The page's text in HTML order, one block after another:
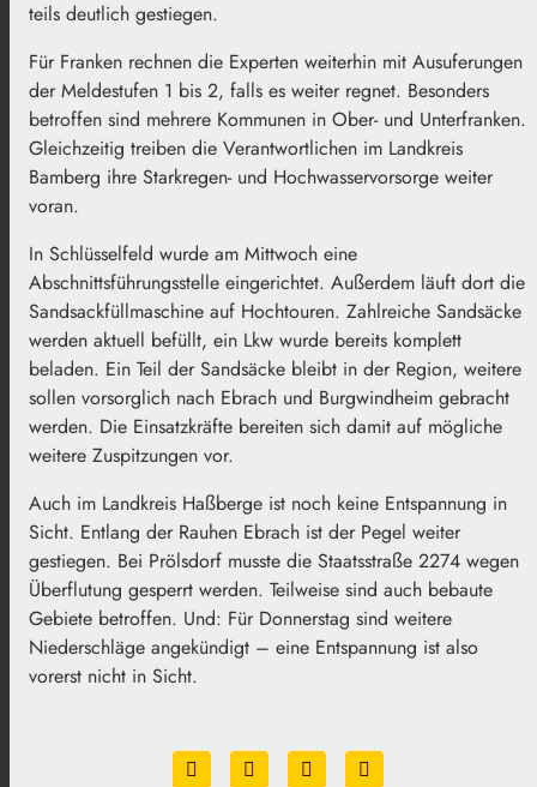
teils deutlich gestiegen.
Für Franken rechnen die Experten weiterhin mit Ausuferungen
der Meldestufen 1 bis 2, falls es weiter regnet. Besonders
betroffen sind mehrere Kommunen in Ober- und Unterfranken.
Gleichzeitig treiben die Verantwortlichen im Landkreis
Bamberg ihre Starkregen- und Hochwasservorsorge weiter
voran.
In Schlüsselfeld wurde am Mittwoch eine
Abschnittsführungsstelle eingerichtet. Außerdem läuft dort die
Sandsackfüllmaschine auf Hochtouren. Zahlreiche Sandsäcke
werden aktuell befüllt, ein Lkw wurde bereits komplett
beladen. Ein Teil der Sandsäcke bleibt in der Region, weitere
sollen vorsorglich nach Ebrach und Burgwindheim gebracht
werden. Die Einsatzkräfte bereiten sich damit auf mögliche
weitere Zuspitzungen vor.
Auch im Landkreis Haßberge ist noch keine Entspannung in
Sicht. Entlang der Rauhen Ebrach ist der Pegel weiter
gestiegen. Bei Prölsdorf musste die Staatsstraße 2274 wegen
Überflutung gesperrt werden. Teilweise sind auch bebaute
Gebiete betroffen. Und: Für Donnerstag sind weitere
Niederschläge angekündigt – eine Entspannung ist also
vorerst nicht in Sicht.